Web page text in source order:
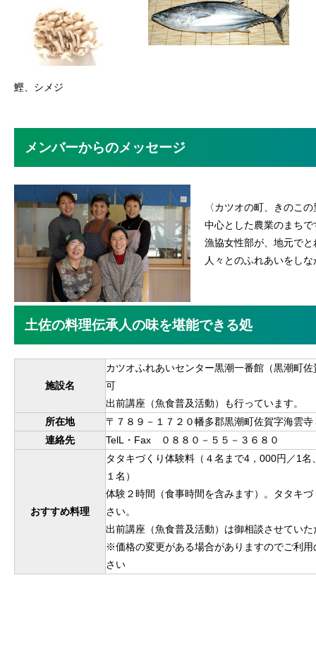
鰹、シメジ
メンバーからのメッセージ
〈カツオの町、きのこ
中心とした農業のまちで
漁協女性部が、地元で
人々とのふれあいをし
土佐の料理伝承人の味を堪能できる処
施設名
カツオふれあいセンター黒潮一番館（黒潮町
可
出前講座（魚食普及活動）も行っています。
所在地
〒７８９－１７２０幡多郡黒潮町佐賀字海雲
連絡先
TelL・Fax ０８８０－５５－３６８０
おすすめ料理
タタキづくり体験料（４名まで4，000円／1
１名）
体験２時間（食事時間を含みます）。タタキ
さい。
出前講座（魚食普及活動）は御相談させていた
※価格の変更がある場合がありますのでご利
さい